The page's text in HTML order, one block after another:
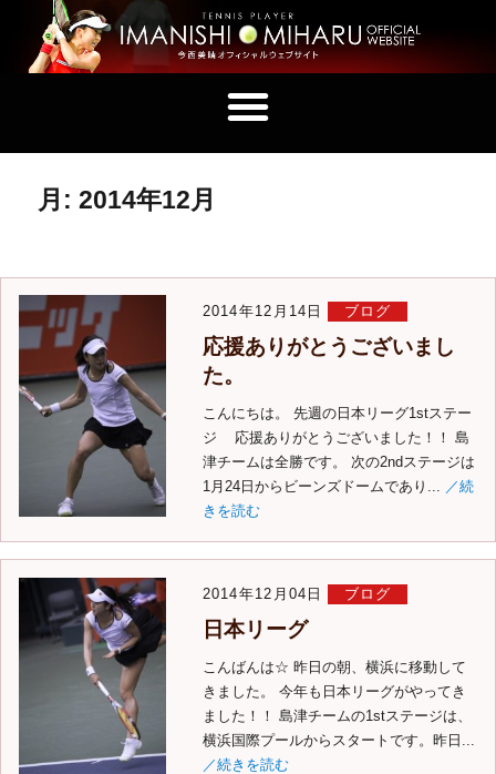
月:2014年12月
2014年12月14日 ブログ
応援ありがとうございまし
た。
こんにちは。 先週の日本リーグ1stステー
ジ 応援ありがとうございました！！ 島
津チームは全勝です。 次の2ndステージは
1月24日からビーンズドームであり... ／続
きを読む
2014年12月04日 ブログ
日本リーグ
こんばんは☆ 昨日の朝、横浜に移動して
きました。 今年も日本リーグがやってき
ました！！ 島津チームの1stステージは、
横浜国際プールからスタートです。昨日...
／続きを読む